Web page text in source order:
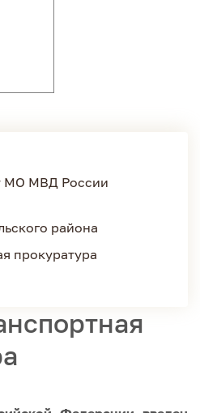
МО МВД России
района
прокуратура